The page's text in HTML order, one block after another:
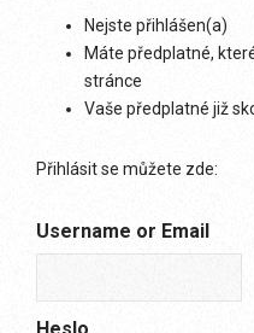
Nejste přihlášen(a)
Máte předplatné,
stránce
Vaše předplatné již
Přihlásit se můžete zde:
Username or Email